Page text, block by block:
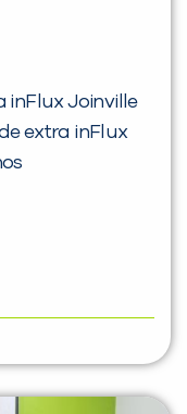
inFlux Joinville
extra inFlux